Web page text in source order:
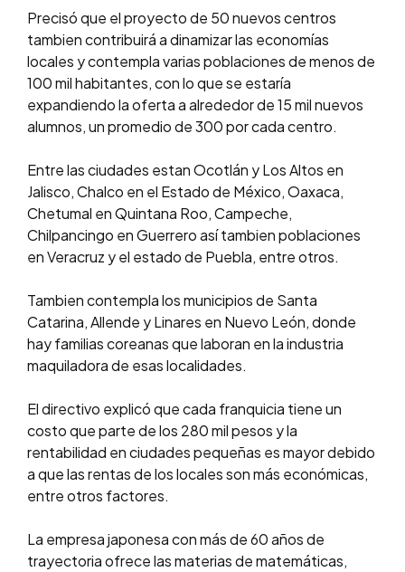
Precisó que el proyecto de 50 nuevos centros
tambien contribuirá a dinamizar las economías
locales y contempla varias poblaciones de menos de
100 mil habitantes, con lo que se estaría
expandiendo la oferta a alrededor de 15 mil nuevos
alumnos, un promedio de 300 por cada centro.
Entre las ciudades estan Ocotlán y Los Altos en
Jalisco, Chalco en el Estado de México, Oaxaca,
Chetumal en Quintana Roo, Campeche,
Chilpancingo en Guerrero así tambien poblaciones
en Veracruz y el estado de Puebla, entre otros.
Tambien contempla los municipios de Santa
Catarina, Allende y Linares en Nuevo León, donde
hay familias coreanas que laboran en la industria
maquiladora de esas localidades.
El directivo explicó que cada franquicia tiene un
costo que parte de los 280 mil pesos y la
rentabilidad en ciudades pequeñas es mayor debido
a que las rentas de los locales son más económicas,
entre otros factores.
La empresa japonesa con más de 60 años de
trayectoria ofrece las materias de matemáticas,